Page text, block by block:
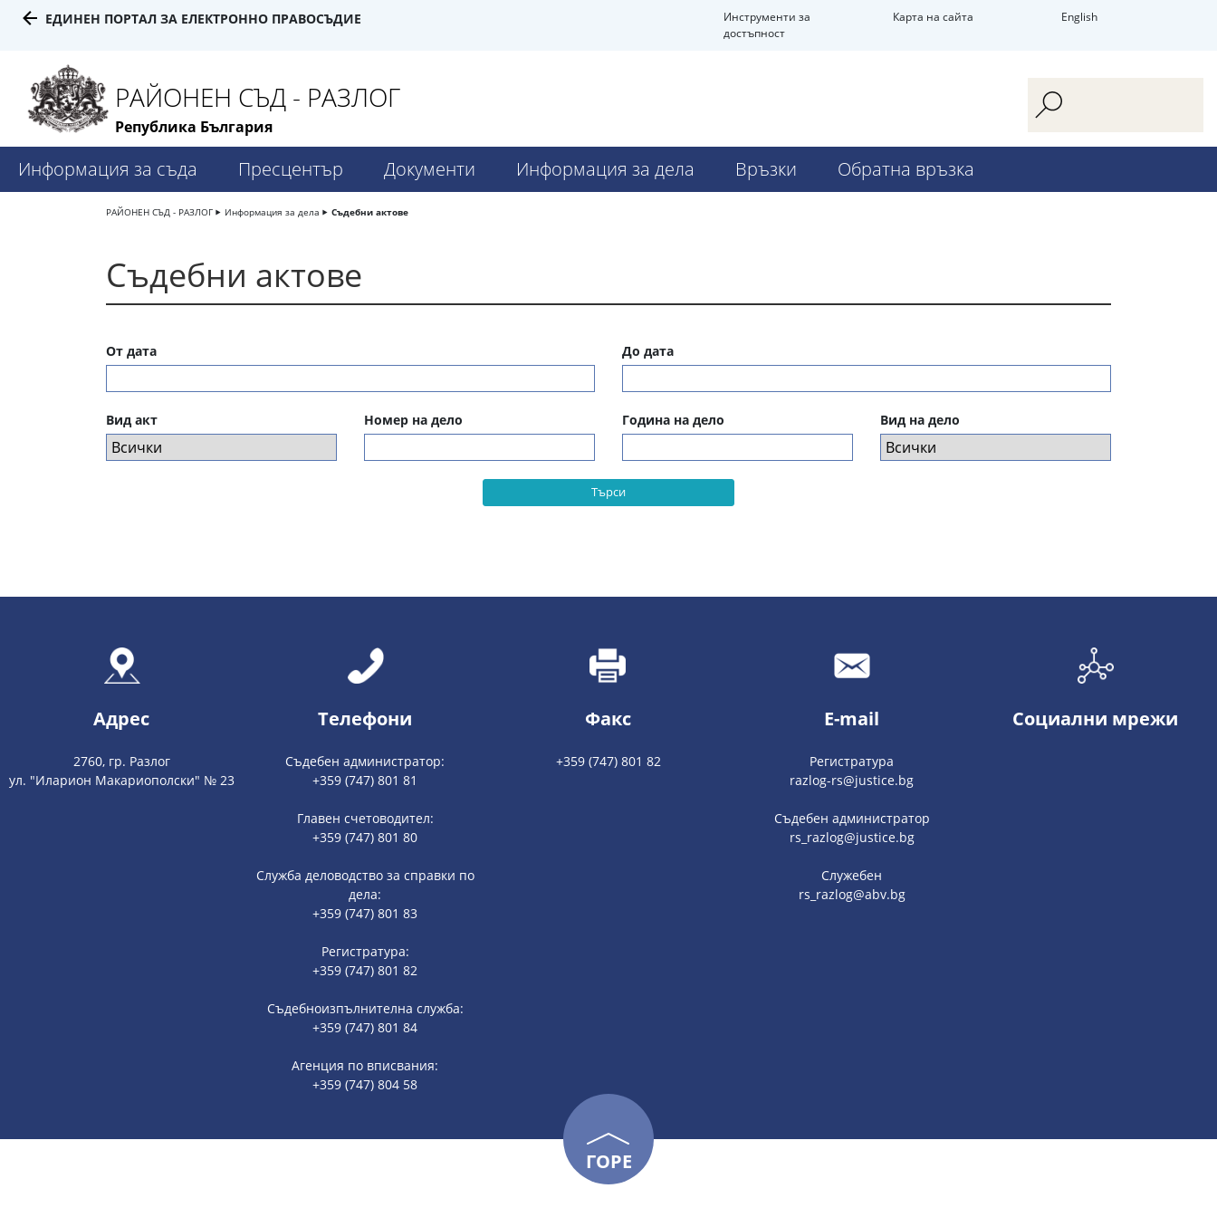
ЕДИНЕН ПОРТАЛ ЗА ЕЛЕКТРОННО ПРАВОСЪДИЕ
Инструменти за
достъпност
Карта на сайта English
РАЙОНЕН СЪД - РАЗЛОГ
Република България
Информация за съда Пресцентър Документи Информация за дела Връзки Обратна връзка
РАЙОНЕН СЪД - РАЗЛОГ Информация за дела Съдебни актове
Съдебни актове
От дата До дата
Вид акт Номер на дело Година на дело Вид на дело
Търси
Адрес
2760, гр. Разлог
ул. "Иларион Макариополски" № 23
Телефони
Съдебен администратор:
+359 (747) 801 81
Главен счетоводител:
+359 (747) 801 80
Служба деловодство за справки по
дела:
+359 (747) 801 83
Регистратура:
+359 (747) 801 82
Съдебноизпълнителна служба:
+359 (747) 801 84
Агенция по вписвания:
+359 (747) 804 58
Факс
+359 (747) 801 82
E-mail
Регистратура
razlog-rs@justice.bg
Съдебен администратор
rs_razlog@justice.bg
Служебен
rs_razlog@abv.bg
Социални мрежи
ГОРЕ